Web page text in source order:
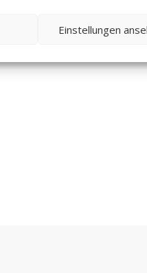
Einstellungen
Jana & Nils – natürlich-
Linn & Janis – Hochzeit bei